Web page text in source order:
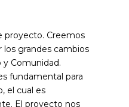
proyecto. Creemos
los grandes cambios
Comunidad.
fundamental para
el cual es
El proyecto nos